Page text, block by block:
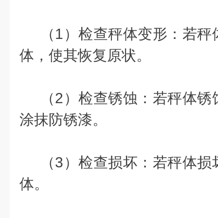
（1）检查秤体变形：若秤
体，使其恢复原状。
（2）检查锈蚀：若秤体锈
涂抹防锈漆。
（3）检查损坏：若秤体损
体。